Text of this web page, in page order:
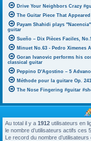
Drive Your Neighbors Crazy
The Guitar Piece That
Payam Shahidi plays
guitar
Sueño – Dix Pièces Faciles,
Minuet No.63 - Pedro Ximenes
Goran Ivanovic performs his
classical guitar
Peppino D'Agostino – 5
Méthode pour la guitare Op.
The Nose Fingering #guitar
Au total il y a 1912 utilisateurs en
le nombre d’utilisateurs actifs ces
Le record du nombre d’utilisateurs